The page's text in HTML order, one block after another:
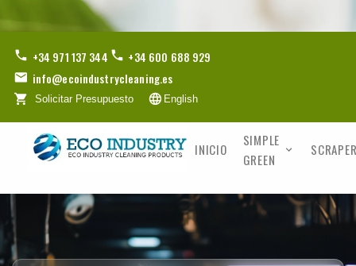
+34 971 137 344
+34 600 688 929
info@ecoindustrycleaning.es
Solicitar Presupuesto English
INICIO
SIMPLE
GREEN